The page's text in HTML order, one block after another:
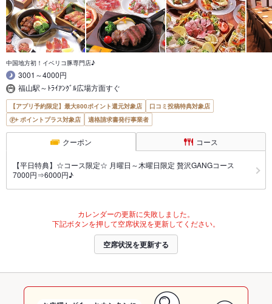
中国地方初！イベリコ豚専門店♪
3001～4000円
福山駅～ﾄﾗｲｱﾝｸﾞﾙ広場方面すぐ
【アプリ予約限定】最大800ポイント還元対象店
口コミ投稿特典対象店
ポイントプラス対象店
適格請求書発行事業者
クーポン コース
【平日特典】☆コース限定☆ 月曜日～木曜日限定 贅沢GANGコース
7000円⇒6000円♪
カレンダーの更新に失敗しました。
下記ボタンを押して空席状況を更新してください。
空席状況を更新する